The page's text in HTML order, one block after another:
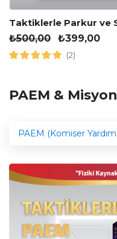
Taktiklerle Parkur ve
₺500,00 ₺399,00
(2)
PAEM &
PAEM (Komiser